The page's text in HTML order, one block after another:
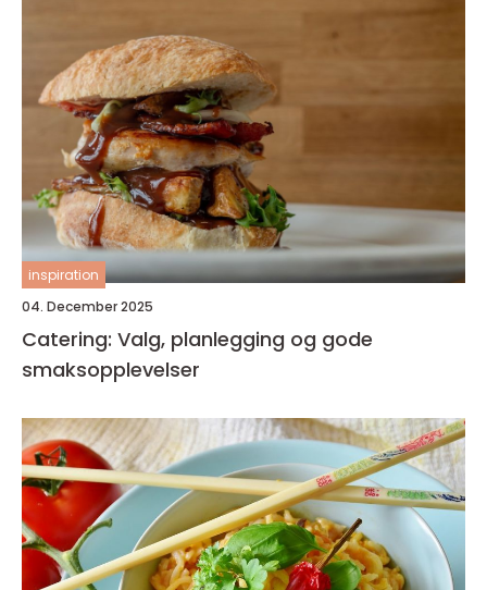
inspiration
04. December 2025
Catering: Valg, planlegging og gode
smaksopplevelser